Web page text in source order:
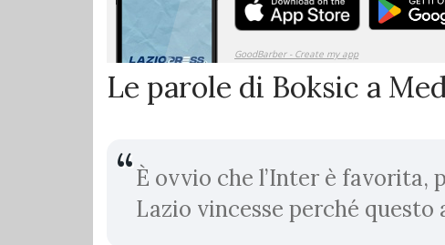
Le parole di Boksic a
È ovvio che l’Inter è favorita,
Lazio vincesse perché questo